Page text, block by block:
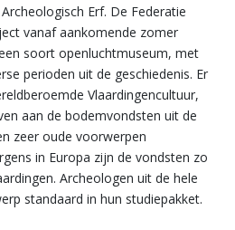
Erf. De Federatie
vanaf aankomende zomer
soort openluchtmuseum, met
perioden uit de geschiedenis. Er
Vlaardingencultuur,
aan de bodemvondsten uit de
zeer oude voorwerpen
in Europa zijn de vondsten zo
Archeologen uit de hele
standaard in hun studiepakket.